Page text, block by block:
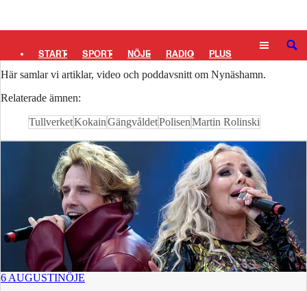
START SPORT NÖJE RADIO PLUS SÖK
Nynäshamn
Här samlar vi artiklar, video och poddavsnitt om Nynäshamn.
Relaterade ämnen:
TullverketKokainGängvåldetPolisenMartin Rolinski
6 AUGUSTINÖJE